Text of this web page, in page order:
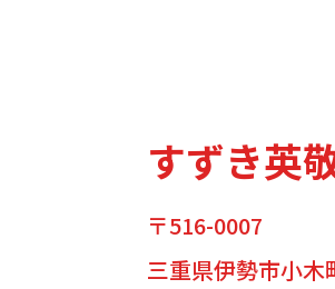
すずき英
〒516-0007
三重県伊勢市小木